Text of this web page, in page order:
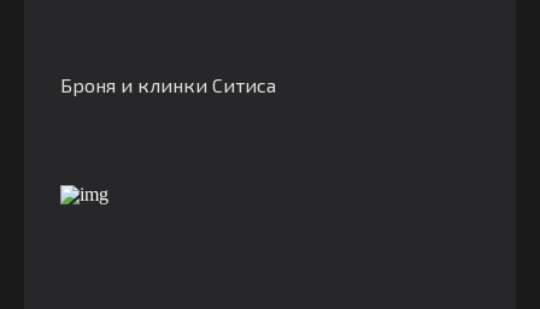
Броня и клинки Ситиса